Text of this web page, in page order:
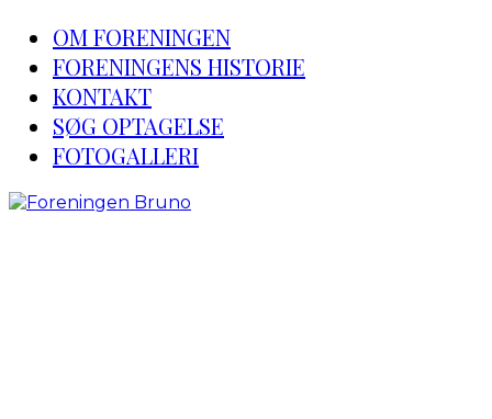
OM FORENINGEN
FORENINGENS HISTORIE
KONTAKT
SØG OPTAGELSE
FOTOGALLERI